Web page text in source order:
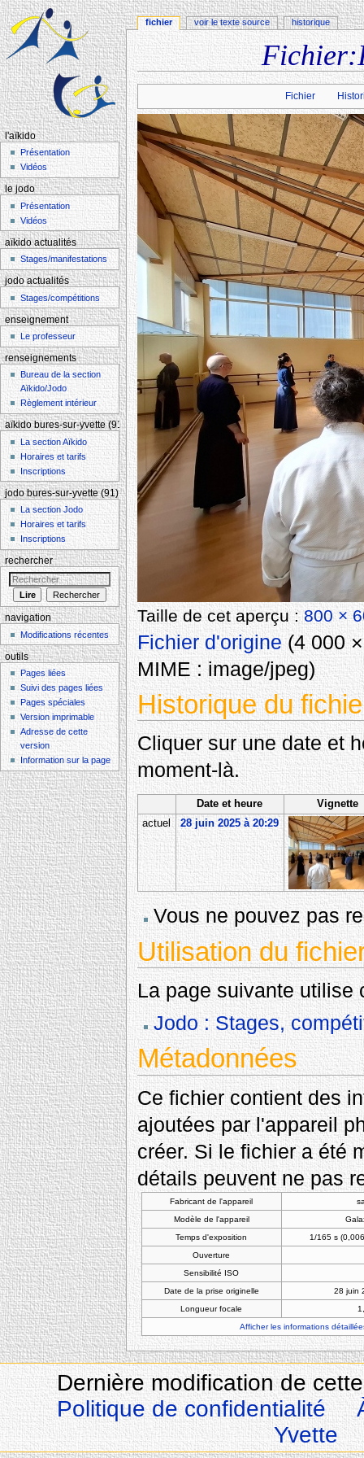
Aller à :navigation , rechercher
Fichier
Taille de cet aperçu :800 ×
Fichier d'origine‎(4 000
MIME :image/jpeg)
Historique du
Cliquer sur une date et
moment-là.
Date et heure
Vignette
actuel
28 juin 2025 à 20:29
Vous ne pouvez pas
Utilisation du
La page suivante utilise
Jodo : Stages,
Métadonnées
Ce fichier contient des
ajoutées par l'appareil
créer. Si le fichier a été
détails peuvent ne pas
Fabricant de l'appareil
Modèle de l'appareil
Temps d'exposition
1/165 s
Ouverture
Sensibilité ISO
Date de la prise originelle
28 juin
Longueur focale
Afficher les informations
fichier voir le texte source historique
l'aïkido
Présentation
Vidéos
le jodo
Présentation
Vidéos
aïkido actualités
Stages/manifestations
jodo actualités
Stages/compétitions
enseignement
Le professeur
renseignements
Bureau de la section
Aïkido/Jodo
Règlement intérieur
aïkido bures-sur-yvette (91)
La section Aïkido
Horaires et tarifs
Inscriptions
jodo bures-sur-yvette (91)
La section Jodo
Horaires et tarifs
Inscriptions
rechercher
navigation
Modifications récentes
outils
Pages liées
Suivi des pages liées
Pages spéciales
Version imprimable
Adresse de cette
version
Information sur la page
Dernière modification de
Politique de confidentialité
Yvette